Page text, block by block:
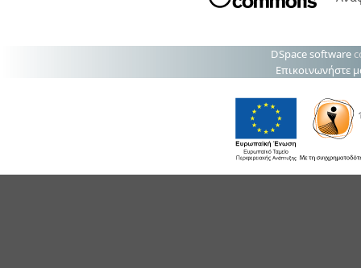
DSpace software
Επικοινωνήστε